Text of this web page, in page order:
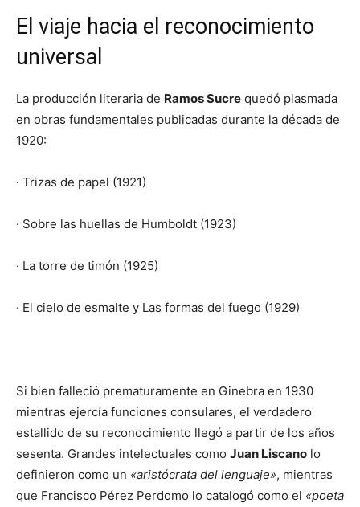
El viaje hacia el reconocimiento
universal
La producción literaria de Ramos Sucre quedó plasmada
en obras fundamentales publicadas durante la década de
1920:
· Trizas de papel (1921)
· Sobre las huellas de Humboldt (1923)
· La torre de timón (1925)
· El cielo de esmalte y Las formas del fuego (1929)
Si bien falleció prematuramente en Ginebra en 1930
mientras ejercía funciones consulares, el verdadero
estallido de su reconocimiento llegó a partir de los años
sesenta. Grandes intelectuales como Juan Liscano lo
definieron como un «aristócrata del lenguaje», mientras
que Francisco Pérez Perdomo lo catalogó como el «poeta